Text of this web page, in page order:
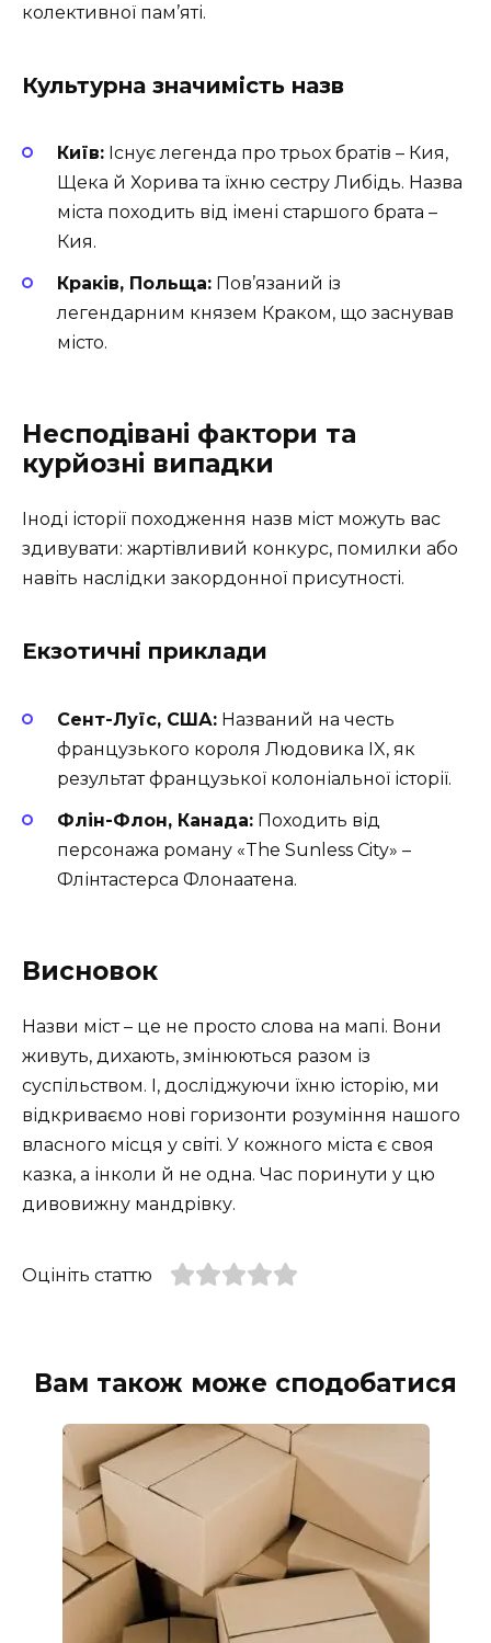
колективної пам’яті.
Культурна значимість назв
Київ: Існує легенда про трьох братів – Кия,
Щека й Хорива та їхню сестру Либідь. Назва
міста походить від імені старшого брата –
Кия.
Краків, Польща: Пов’язаний із
легендарним князем Краком, що заснував
місто.
Несподівані фактори та
курйозні випадки
Іноді історії походження назв міст можуть вас
здивувати: жартівливий конкурс, помилки або
навіть наслідки закордонної присутності.
Екзотичні приклади
Сент-Луїс, США: Названий на честь
французького короля Людовика IX, як
результат французької колоніальної історії.
Флін-Флон, Канада: Походить від
персонажа роману «The Sunless City» –
Флінтастерса Флонаатена.
Висновок
Назви міст – це не просто слова на мапі. Вони
живуть, дихають, змінюються разом із
суспільством. І, досліджуючи їхню історію, ми
відкриваємо нові горизонти розуміння нашого
власного місця у світі. У кожного міста є своя
казка, а інколи й не одна. Час поринути у цю
дивовижну мандрівку.
Оцініть статтю
Вам також може сподобатися